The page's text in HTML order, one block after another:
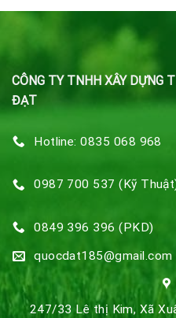
CÔNG TY TNHH XÂY DỰNG
ĐẠT
Hotline: 0835 068 968
0987 700 537 (Kỹ
0849 396 396 (PKD)
quocdat185@gmail.com
247/33 Lê thị Kim, Xã